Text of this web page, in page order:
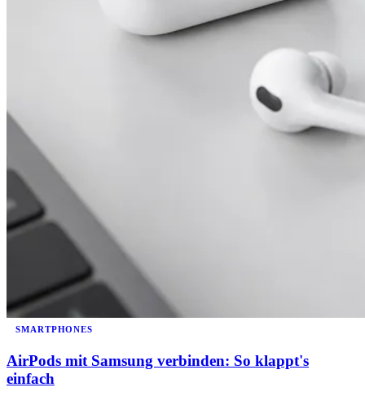
SMARTPHONES
AirPods mit Samsung verbinden: So klappt's
einfach